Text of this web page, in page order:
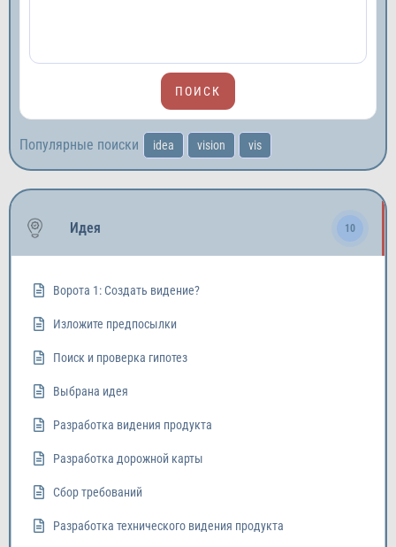
Популярные поиски idea vision vis
Идея 10
Ворота 1: Создать видение?
Изложите предпосылки
Поиск и проверка гипотез
Выбрана идея
Разработка видения продукта
Разработка дорожной карты
Сбор требований
Разработка технического видения продукта